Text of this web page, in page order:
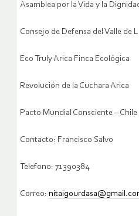
Asamblea por la Vida y la
Consejo de Defensa del Valle de
Eco Truly Arica Finca Ecológica
Revolución de la Cuchara Arica
Pacto Mundial Consciente – Chile
Contacto: Francisco Salvo
Telefono: 71390384
Correo: